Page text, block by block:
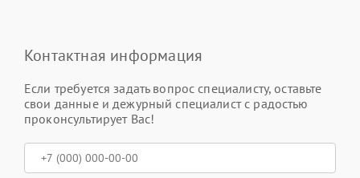
Контактная информация
Если требуется задать вопрос специалисту, оставьте
свои данные и дежурный специалист с радостью
проконсультирует Вас!